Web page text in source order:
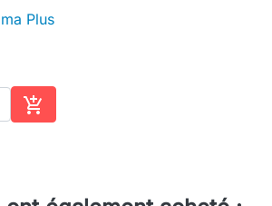
rapide
Plus

Ajouter au panier